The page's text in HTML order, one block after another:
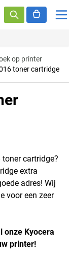
op printer
toner cartridge
toner cartridge?
extra
adres! Wij
voor een zeer
onze Kyocera
printer!